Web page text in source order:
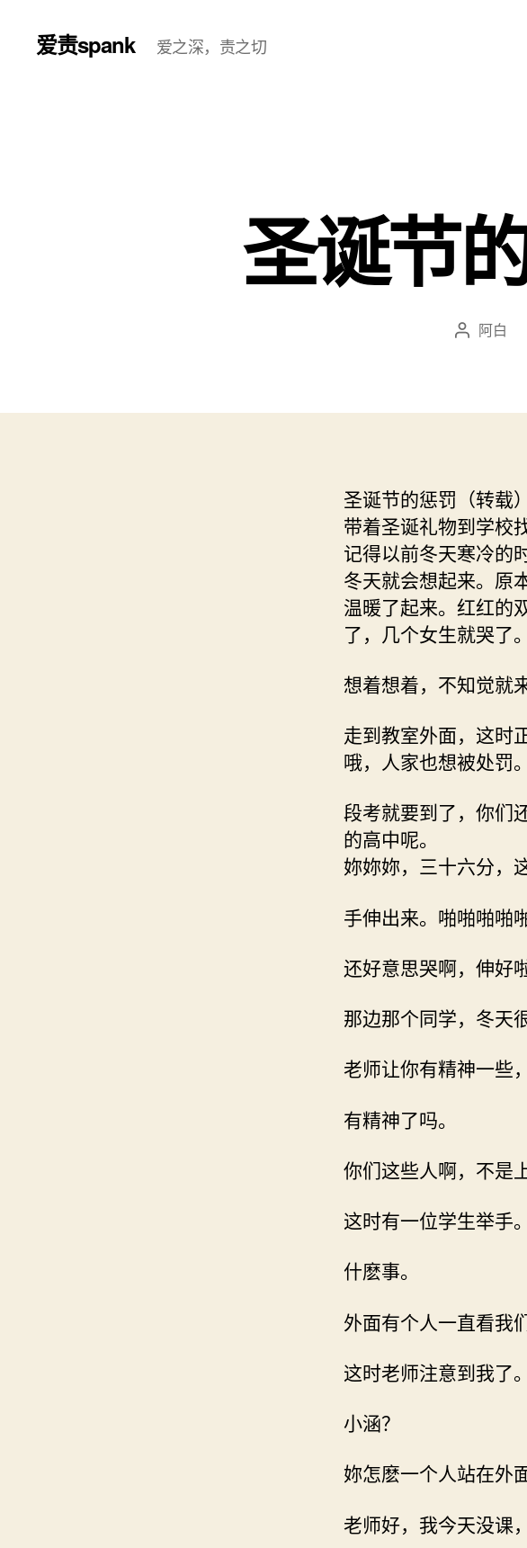
爱责spank 爱之深，责之切
圣诞节
文 阿白
圣诞节的惩罚（转载
带着圣诞礼物到学校
记得以前冬天寒冷的
冬天就会想起来。原
温暖了起来。红红的
了，几个女生就哭了。
想着想着，不知觉就
走到教室外面，这时
哦，人家也想被处罚。
段考就要到了，你们
的高中呢。
妳妳妳，三十六分，
手伸出来。啪啪啪啪啪
还好意思哭啊，伸好
那边那个同学，冬天
老师让你有精神一些
有精神了吗。
你们这些人啊，不是
这时有一位学生举手
什麽事。
外面有个人一直看我
这时老师注意到我了。
小涵？
妳怎麽一个人站在外
老师好，我今天没课